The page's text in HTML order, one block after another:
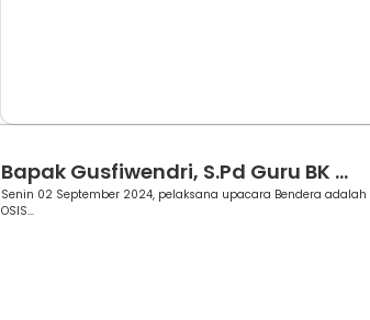
Bapak Gusfiwendri, S.Pd Guru BK ...
Senin 02 September 2024, pelaksana upacara Bendera adalah
OSIS...